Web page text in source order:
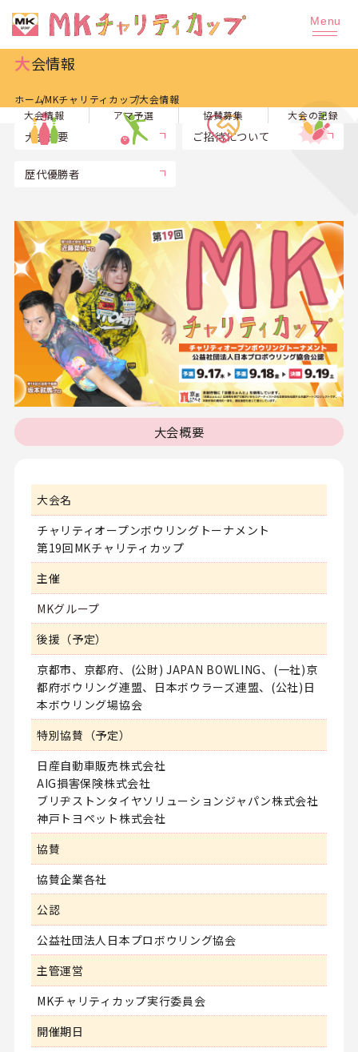
大会情報
ホームMKチャリティカップ大会情報
大会情報
アマ予選 協賛募集 大会の記録
大会概要 ご招待について
歴代優勝者
大会概要
大会名
チャリティオープンボウリングトーナメント
第19回MKチャリティカップ
主催
MKグループ
後援（予定）
京都市、京都府、(公財) JAPAN BOWLING、(一社)京
都府ボウリング連盟、日本ボウラーズ連盟、(公社)日
本ボウリング場協会
特別協賛（予定）
日産自動車販売株式会社
AIG損害保険株式会社
ブリヂストンタイヤソリューションジャパン株式会社
神戸トヨペット株式会社
協賛
協賛企業各社
公認
公益社団法人日本プロボウリング協会
主管運営
MKチャリティカップ実行委員会
開催期日